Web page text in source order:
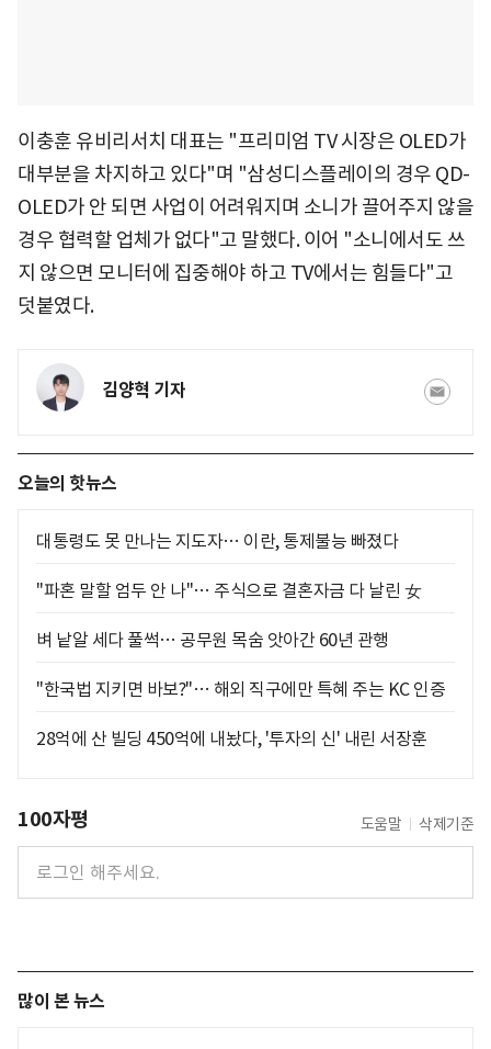
이충훈 유비리서치 대표는 "프리미엄 TV 시장은 OLED가
대부분을 차지하고 있다"며 "삼성디스플레이의 경우 QD-
OLED가 안 되면 사업이 어려워지며 소니가 끌어주지 않을
경우 협력할 업체가 없다"고 말했다. 이어 "소니에서도 쓰
지 않으면 모니터에 집중해야 하고 TV에서는 힘들다"고
덧붙였다.
김양혁 기자
오늘의 핫뉴스
대통령도 못 만나는 지도자… 이란, 통제불능 빠졌다
"파혼 말할 엄두 안 나"… 주식으로 결혼자금 다 날린 女
벼 낱알 세다 풀썩… 공무원 목숨 앗아간 60년 관행
"한국법 지키면 바보?"… 해외 직구에만 특혜 주는 KC 인증
28억에 산 빌딩 450억에 내놨다, '투자의 신' 내린 서장훈
100자평 도움말 삭제기준
많이 본 뉴스